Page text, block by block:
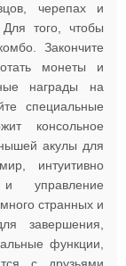
черепах и
того, чтобы
Закончите
монеты и
награды на
специальные
консольное
акулы для
интуитивно
управление
странных и
завершения,
функции,